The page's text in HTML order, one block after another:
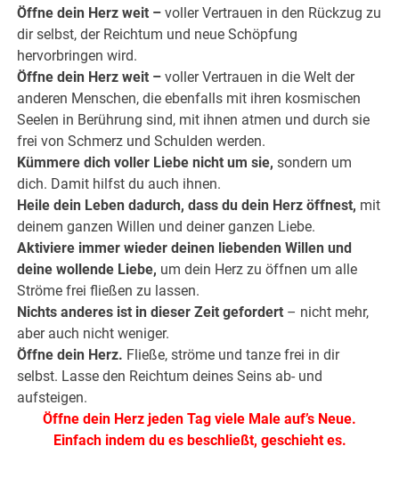
Öffne dein Herz weit – voller Vertrauen in den Rückzug zu
dir selbst, der Reichtum und neue Schöpfung
hervorbringen wird.
Öffne dein Herz weit – voller Vertrauen in die Welt der
anderen Menschen, die ebenfalls mit ihren kosmischen
Seelen in Berührung sind, mit ihnen atmen und durch sie
frei von Schmerz und Schulden werden.
Kümmere dich voller Liebe nicht um sie, sondern um
dich. Damit hilfst du auch ihnen.
Heile dein Leben dadurch, dass du dein Herz öffnest, mit
deinem ganzen Willen und deiner ganzen Liebe.
Aktiviere immer wieder deinen liebenden Willen und
deine wollende Liebe, um dein Herz zu öffnen um alle
Ströme frei fließen zu lassen.
Nichts anderes ist in dieser Zeit gefordert – nicht mehr,
aber auch nicht weniger.
Öffne dein Herz. Fließe, ströme und tanze frei in dir
selbst. Lasse den Reichtum deines Seins ab- und
aufsteigen.
Öffne dein Herz jeden Tag viele Male auf’s Neue.
Einfach indem du es beschließt, geschieht es.